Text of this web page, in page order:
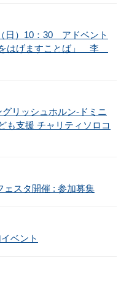
日）10：30 アドベント
はげますことば」 李
リッシュホルン-ドミニ
支援 チャリティソロコ
ェスタ開催 : 参加募集
ベント